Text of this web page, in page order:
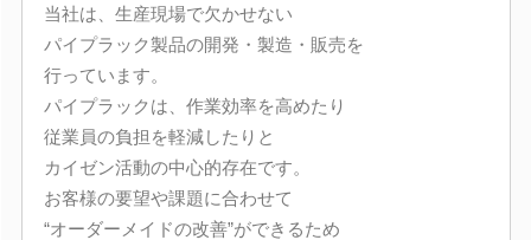
当社は、生産現場で欠かせない
パイプラック製品の開発・製造・販売を
行っています。
パイプラックは、作業効率を高めたり
従業員の負担を軽減したりと
カイゼン活動の中心的存在です。
お客様の要望や課題に合わせて
“オーダーメイドの改善”ができるため